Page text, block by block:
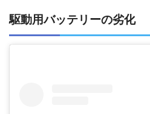
駆動用バッテリーの劣化